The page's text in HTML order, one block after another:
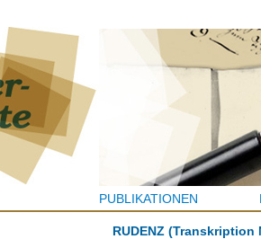
PUBLIKATIONEN
RUDENZ (Transkription